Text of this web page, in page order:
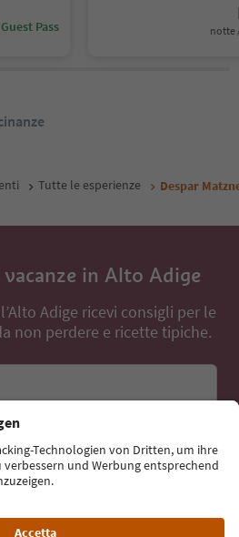
Pass notte
Tutte le esperienze Despar
in Alto Adige
Adige ricevi consigli per le
non perdere e ricette tipiche.
alla newsletter